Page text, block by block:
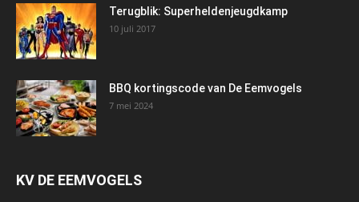
Terugblik: Superheldenjeugdkamp
10 juli 2017
BBQ kortingscode van De Eemvogels
7 mei 2024
KV DE EEMVOGELS